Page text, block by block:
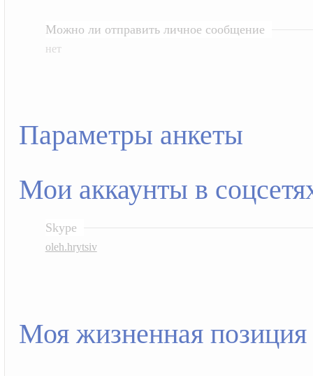
Можно ли отправить личное сообщение
нет
Параметры анкеты
Мои аккаунты в
Skype
oleh.hrytsiv
Моя жизненная позиция